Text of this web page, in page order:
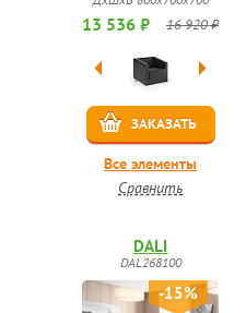
13 536 ₽ 16 920 ₽
ЗАКАЗАТЬ
Все элементы
Сравнить
-15%
DALI
DAL268100